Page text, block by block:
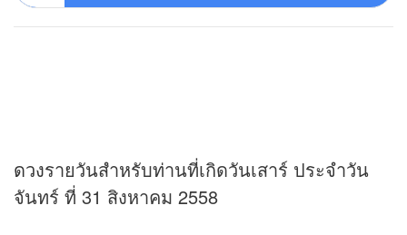
ดวงรายวันสำหรับท่านที่เกิดวันเสาร์ ประจำวัน
จันทร์ ที่ 31 สิงหาคม 2558